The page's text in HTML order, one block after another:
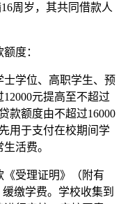
周岁，其共同借款人
度：
学位、高职学生、预
12000元提高至不超过
款额度由不超过16000
用于支付在校期间学
活费。
受理证明》（附有
缴学费。学校收集到